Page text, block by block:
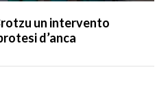
un intervento
d’anca